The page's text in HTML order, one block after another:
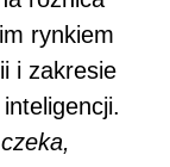
rynkiem
i zakresie